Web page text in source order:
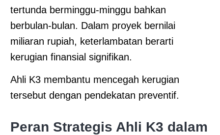
tertunda berminggu-minggu bahkan
berbulan-bulan. Dalam proyek bernilai
miliaran rupiah, keterlambatan berarti
kerugian finansial signifikan.
Ahli K3 membantu mencegah kerugian
tersebut dengan pendekatan preventif.
Peran Strategis Ahli K3 dalam